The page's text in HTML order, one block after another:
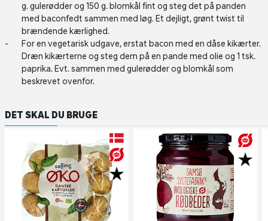
g. gulerødder og 150 g. blomkål fint og steg det på panden
med baconfedt sammen med løg. Et dejligt, grønt twist til
brændende kærlighed.
For en vegetarisk udgave, erstat bacon med en dåse kikærter.
Dræn kikærterne og steg dem på en pande med olie og 1 tsk.
paprika. Evt. sammen med gulerødder og blomkål som
beskrevet ovenfor.
DET SKAL DU BRUGE